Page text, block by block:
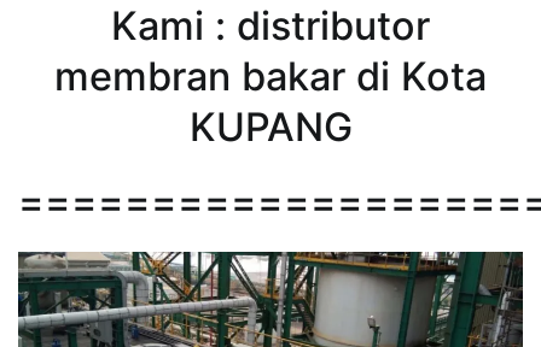
Kami : distributor
membran bakar di Kota
KUPANG